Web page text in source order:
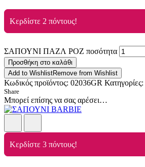
Κερδίστε 2 πόντους!
ΣΑΠΟΥΝΙ ΠΑΖΛ ΡΟΖ ποσότητα
Προσθήκη στο καλάθι
Add to WishlistRemove from Wishlist
Κωδικός προϊόντος: 02036GR Κατηγορίες:
Share
Μπορεί επίσης να σας αρέσει…
Κερδίστε 3 πόντους!